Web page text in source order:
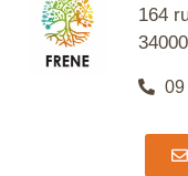
164
09